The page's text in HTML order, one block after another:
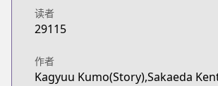
读者
29115
作者
Kagyuu Kumo(Story),Sakaeda